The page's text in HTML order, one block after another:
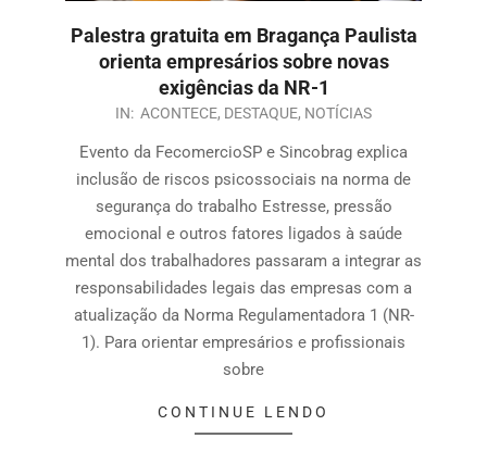
Palestra gratuita em Bragança Paulista
orienta empresários sobre novas
exigências da NR-1
IN: ACONTECE, DESTAQUE, NOTÍCIAS
Evento da FecomercioSP e Sincobrag explica
inclusão de riscos psicossociais na norma de
segurança do trabalho Estresse, pressão
emocional e outros fatores ligados à saúde
mental dos trabalhadores passaram a integrar as
responsabilidades legais das empresas com a
atualização da Norma Regulamentadora 1 (NR-
1). Para orientar empresários e profissionais
sobre
CONTINUE LENDO